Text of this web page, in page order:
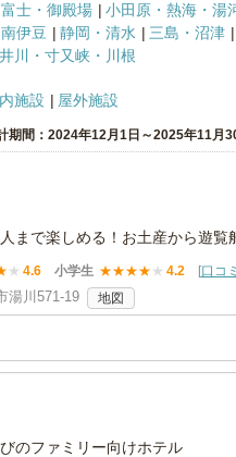
士・御殿場
小田原・熱海・湯
伊豆
静岡・清水 三島・沼津
川・寸又峡・川根
施設 屋外施設
期間：2024年12月1日～2025年11月
まで楽しめる！お土産から遊覧
★ 4.6 小学生 ★★★★ ★ 4.2 [口コ
湯川571-19 地図
のファミリー向けホテル